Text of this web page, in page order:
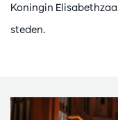
Koningin
steden.